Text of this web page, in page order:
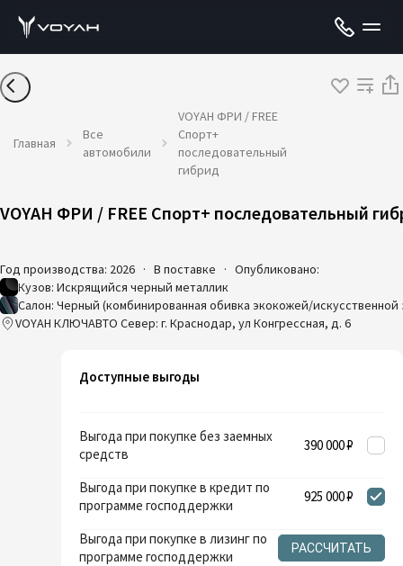
Главная
Все
автомобили
VOYAH ФРИ / FREE
Спорт+
последовательный
гибрид
VOYAH ФРИ / FREE Спорт+ последовательный
Год производства: 2026 · В поставке · Опубликовано:
Кузов: Искрящийся черный металлик
Салон: Черный (комбинированная обивка экокожей/
VOYAH КЛЮЧАВТО Север: г. Краснодар, ул Конгрессная, д. 6
Доступные выгоды
Выгода при покупке без заемных
средств
390 000 ₽
Выгода при покупке в кредит по
программе господдержки
925 000 ₽
Выгода при покупке в лизинг по
программе господдержки
РАССЧИТАТЬ